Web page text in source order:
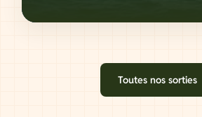
Toutes nos sorties